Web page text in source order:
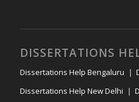
DISSERTATIONS
Dissertations Help Bengaluru
Dissertations Help New Delhi